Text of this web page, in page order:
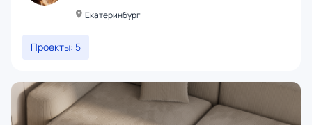
Екатеринбург
Проекты: 5